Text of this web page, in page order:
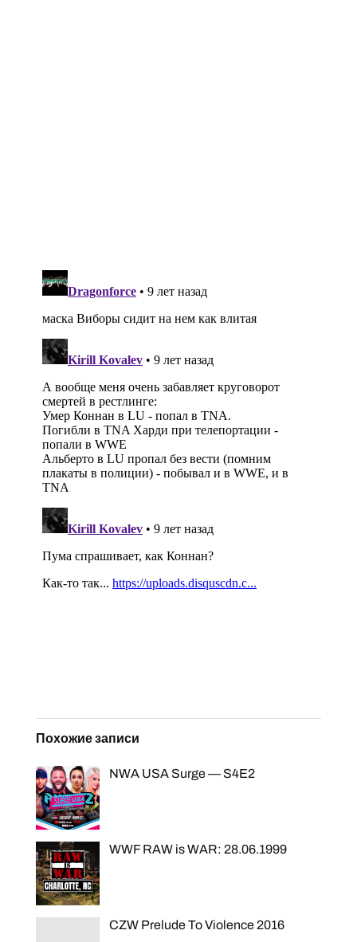
Похожие записи
NWA USA Surge — S4E2
WWF RAW is WAR: 28.06.1999
CZW Prelude To Violence 2016